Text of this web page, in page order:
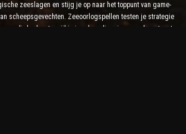
zeeslagen en stijg je op naar het toppunt van game-
scheepsgevechten. Zeeoorlogspellen testen je strategie
terwijl je je adrenalineniveau verhoogt met